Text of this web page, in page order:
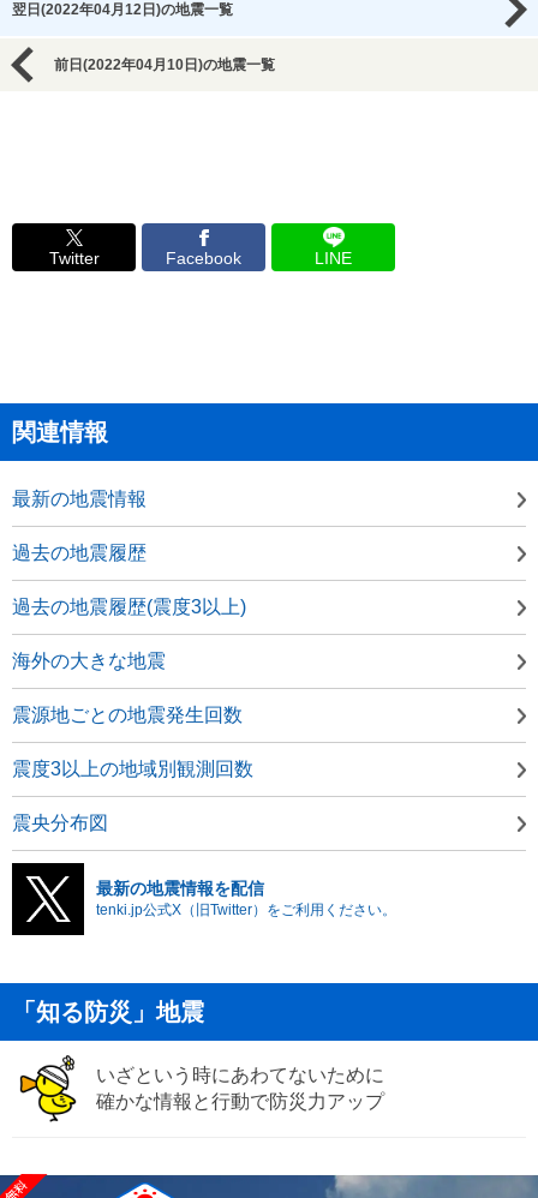
翌日(2022年04月12日)の地震一覧
前日(2022年04月10日)の地震一覧
Twitter Facebook LINE
関連情報
最新の地震情報
過去の地震履歴
過去の地震履歴(震度3以上)
海外の大きな地震
震源地ごとの地震発生回数
震度3以上の地域別観測回数
震央分布図
最新の地震情報を配信
tenki.jp公式X（旧Twitter）をご利用ください。
「知る防災」地震
いざという時にあわてないために
確かな情報と行動で防災力アップ